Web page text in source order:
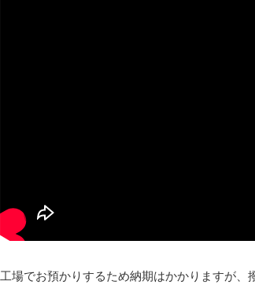
工場でお預かりするため納期はかかりますが